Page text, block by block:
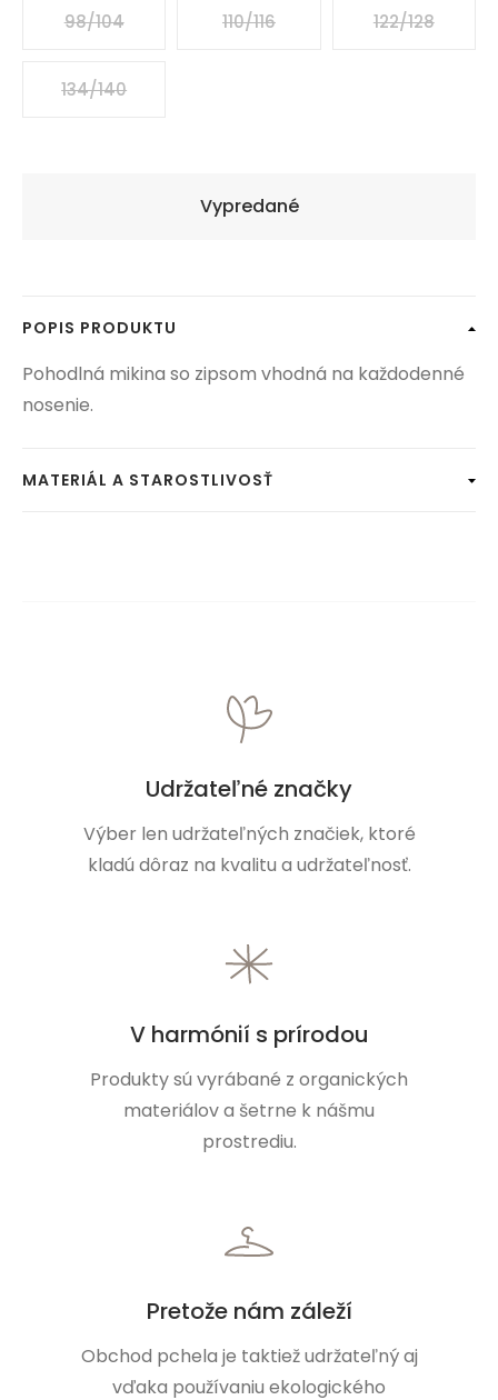
98/104 110/116 122/128
134/140
Vypredané
POPIS PRODUKTU
Pohodlná mikina so zipsom vhodná na každodenné
nosenie.
MATERIÁL A STAROSTLIVOSŤ
Udržateľné značky
Výber len udržateľných značiek, ktoré
kladú dôraz na kvalitu a udržateľnosť.
V harmónií s prírodou
Produkty sú vyrábané z organických
materiálov a šetrne k nášmu
prostrediu.
Pretože nám záleží
Obchod pchela je taktiež udržateľný aj
vďaka používaniu ekologického